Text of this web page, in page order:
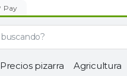
Pay
Precios pizarra Agricultura